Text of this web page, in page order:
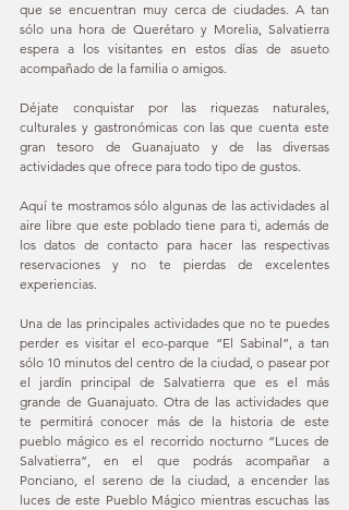
que se encuentran muy cerca de ciudades. A tan
sólo una hora de Querétaro y Morelia, Salvatierra
espera a los visitantes en estos días de asueto
acompañado de la familia o amigos.
Déjate conquistar por las riquezas naturales,
culturales y gastronómicas con las que cuenta este
gran tesoro de Guanajuato y de las diversas
actividades que ofrece para todo tipo de gustos.
Aquí te mostramos sólo algunas de las actividades al
aire libre que este poblado tiene para ti, además de
los datos de contacto para hacer las respectivas
reservaciones y no te pierdas de excelentes
experiencias.
Una de las principales actividades que no te puedes
perder es visitar el eco-parque “El Sabinal”, a tan
sólo 10 minutos del centro de la ciudad, o pasear por
el jardín principal de Salvatierra que es el más
grande de Guanajuato. Otra de las actividades que
te permitirá conocer más de la historia de este
pueblo mágico es el recorrido nocturno “Luces de
Salvatierra”, en el que podrás acompañar a
Ponciano, el sereno de la ciudad, a encender las
luces de este Pueblo Mágico mientras escuchas las